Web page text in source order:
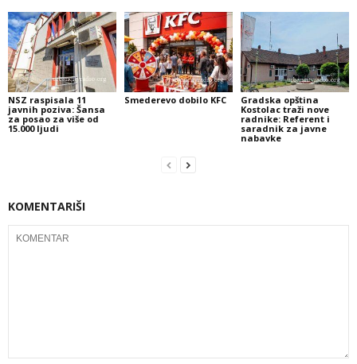
NSZ raspisala 11
javnih poziva: Šansa
za posao za više od
15.000 ljudi
Smederevo dobilo KFC
Gradska opština
Kostolac traži nove
radnike: Referent i
saradnik za javne
nabavke
KOMENTARIŠI